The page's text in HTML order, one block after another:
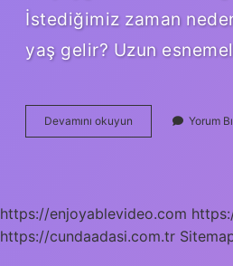
İstediğimiz zaman
yaş gelir? Uzun
Devamını okuyun Gözlerden
Neden
Yorum
https://enjoyablevideo.com
https://cundaadasi.com.tr